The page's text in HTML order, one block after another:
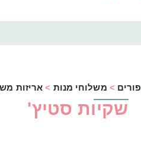
פורים > משלוחי מנות > אריזות
שקיות סטיץ'